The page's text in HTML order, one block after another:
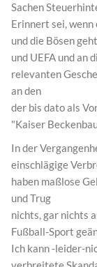
Sachen
Erinnert sei, wenn
und die Bösen
und UEFA und an
relevanten
an den
der bis dato als
"Kaiser
In der
einschlägige
haben maßlose
und Trug
nichts, gar nichts
Fußball-Sport
Ich kann -leider-